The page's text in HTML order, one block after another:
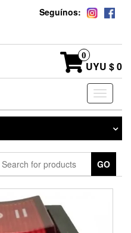
Seguínos:
0
UYU $ 0
Toggle
GO